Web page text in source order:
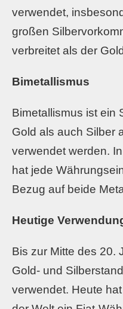
verwendet,
großen
verbreitet als der
Bimetallismus
Bimetallismus ist ein
Gold als auch Silber
verwendet werden.
hat jede
Bezug auf beide
Heutige
Bis zur Mitte des 20.
Gold- und
verwendet. Heute